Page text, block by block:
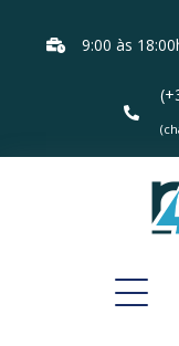
9:00 às